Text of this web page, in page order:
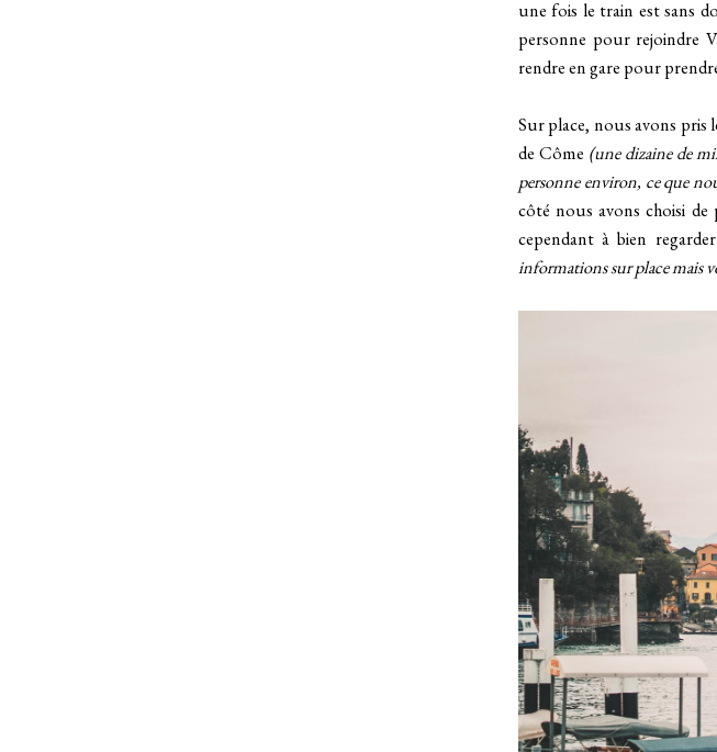
une fois le train est sans
personne pour rejoindre
rendre en gare pour
Sur place, nous avons pris
de Côme (une dizaine de
personne environ, ce que
côté nous avons choisi
cependant à bien
informations sur place mais